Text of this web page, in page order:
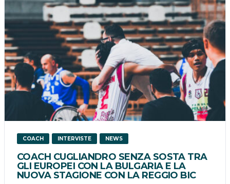
COACH INTERVISTE NEWS
COACH CUGLIANDRO SENZA SOSTA TRA
GLI EUROPEI CON LA BULGARIA E LA
NUOVA STAGIONE CON LA REGGIO BIC